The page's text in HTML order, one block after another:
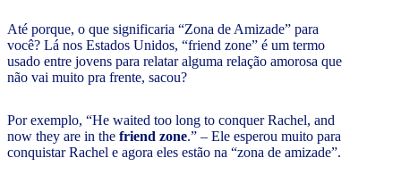
Até porque, o que significaria “Zona de Amizade” para
você? Lá nos Estados Unidos, “friend zone” é um termo
usado entre jovens para relatar alguma relação amorosa que
não vai muito pra frente, sacou?
Por exemplo, “He waited too long to conquer Rachel, and
now they are in the friend zone.” – Ele esperou muito para
conquistar Rachel e agora eles estão na “zona de amizade”.